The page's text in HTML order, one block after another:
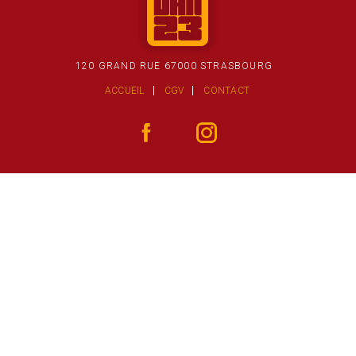
120 GRAND RUE 67000 STRASBOURG
ACCUEIL CGV CONTACT